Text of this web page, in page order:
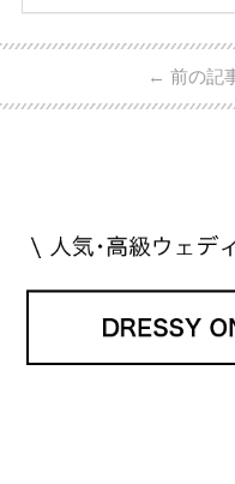
ーウィンス
日本で人気
・愛用して
← 前の記